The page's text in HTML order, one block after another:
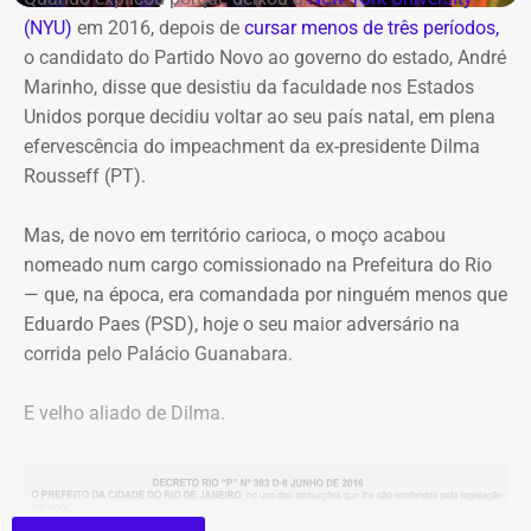
seguidores: “Agora faça esse vídeo chegar em Laje do
Muriaé”.
A estratégia coloca o pequeno município do Noroeste
Fluminense no centro de uma provocação eleitoral
incomum: ao invés de prometer levar recursos ou
simplesmente deixe de existir.
O destaque musical fica por conta das apresentações de
Marina Iris e do tradicional grupo Terreiro de Crioulo, além
de homenagens emocionantes a Teresa Cristina, Milton
Manhães e ao mestre Candeia. A entrada é franca e com
classificação livre.
(NYU) em 2016, depois de cursar menos de três períodos,
o candidato do Partido Novo ao governo do estado, André
Marinho, disse que desistiu da faculdade nos Estados
Unidos porque decidiu voltar ao seu país natal, em plena
efervescência do impeachment da ex-presidente Dilma
Rousseff (PT).
Mas, de novo em território carioca, o moço acabou
nomeado num cargo comissionado na Prefeitura do Rio
— que, na época, era comandada por ninguém menos que
Eduardo Paes (PSD), hoje o seu maior adversário na
corrida pelo Palácio Guanabara.
E velho aliado de Dilma.